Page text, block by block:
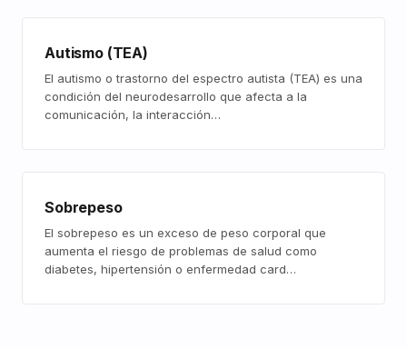
Autismo (TEA)
El autismo o trastorno del espectro autista (TEA) es una
condición del neurodesarrollo que afecta a la
comunicación, la interacción…
Sobrepeso
El sobrepeso es un exceso de peso corporal que
aumenta el riesgo de problemas de salud como
diabetes, hipertensión o enfermedad card…